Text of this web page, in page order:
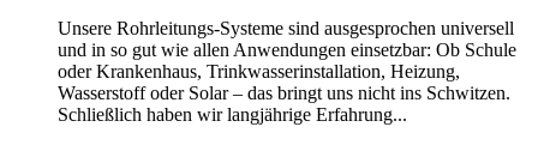
Unsere Rohrleitungs-Systeme sind ausgesprochen universell
und in so gut wie allen Anwendungen einsetzbar: Ob Schule
oder Krankenhaus, Trinkwasserinstallation, Heizung,
Wasserstoff oder Solar – das bringt uns nicht ins Schwitzen.
Schließlich haben wir langjährige Erfahrung...